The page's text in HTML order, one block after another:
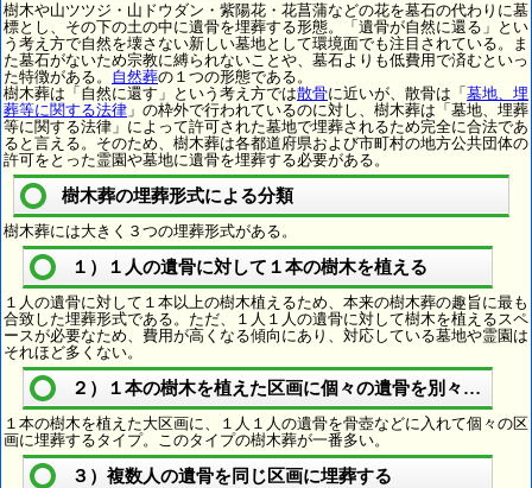
樹木や山ツツジ・山ドウダン・紫陽花・花菖蒲などの花を墓石の代わりに墓
標とし、その下の土の中に遺骨を埋葬する形態。「遺骨が自然に還る」とい
う考え方で自然を壊さない新しい墓地として環境面でも注目されている。ま
た墓石がないため宗教に縛られないことや、墓石よりも低費用で済むといっ
た特徴がある。 自然葬の１つの形態である。
樹木葬は「自然に還す」という考え方では散骨に近いが、散骨は「 墓地、埋
葬等に関する法律 」の枠外で行われているのに対し、樹木葬は「墓地、埋葬
等に関する法律」によって許可された墓地で埋葬されるため完全に合法であ
ると言える。そのため、樹木葬は各都道府県および市町村の地方公共団体の
許可をとった霊園や墓地に遺骨を埋葬する必要がある。
樹木葬の埋葬形式による分類
樹木葬には大きく３つの埋葬形式がある。
１）１人の遺骨に対して１本の樹木を植える
１人の遺骨に対して１本以上の樹木植えるため、本来の樹木葬の趣旨に最も
合致した埋葬形式である。ただ、１人１人の遺骨に対して樹木を植えるスペ
ースが必要なため、費用が高くなる傾向にあり、対応している墓地や霊園は
それほど多くない。
２）１本の樹木を植えた区画に個々の遺骨を別々に埋葬
１本の樹木を植えた大区画に、１人１人の遺骨を骨壺などに入れて個々の区
画に埋葬するタイプ。このタイプの樹木葬が一番多い。
３）複数人の遺骨を同じ区画に埋葬する